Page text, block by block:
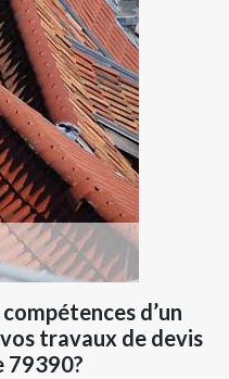
d’un
travaux de devis
79390?